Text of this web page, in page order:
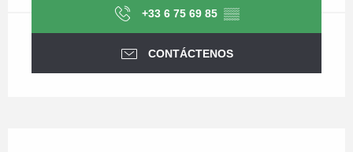
+33 6 75 69 85 ▒▒
CONTÁCTENOS